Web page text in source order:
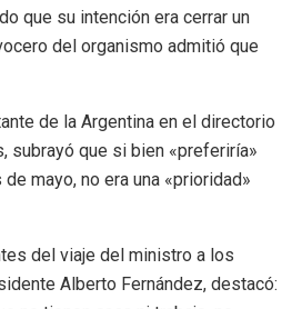
que su intención era cerrar un
del organismo admitió que
de la Argentina en el directorio
subrayó que si bien «preferiría»
mayo, no era una «prioridad»
del viaje del ministro a los
Alberto Fernández, destacó: